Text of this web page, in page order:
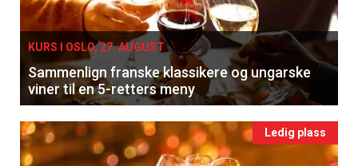
KURS I OSLO, 27. AUGUST
Sammenlign franske klassikere og ungarske
viner til en 5-retters meny
Ledig plass